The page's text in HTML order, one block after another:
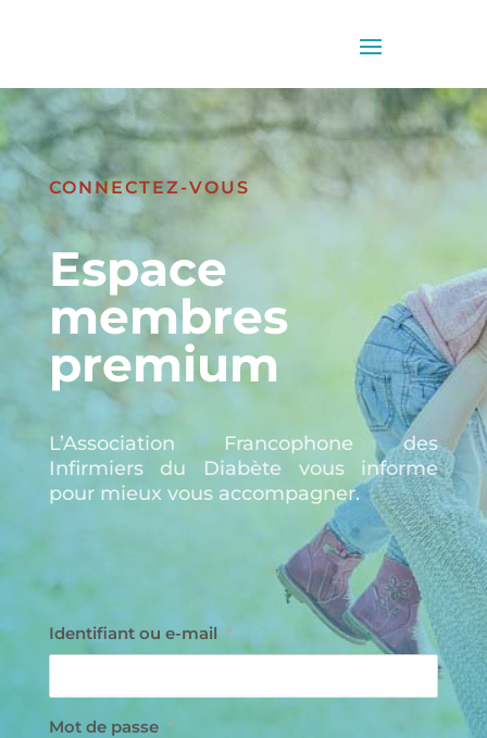
CONNECTEZ-VOUS
Espace
membres
premium
L’Association Francophone des
Infirmiers du Diabète vous informe
pour mieux vous accompagner.
Identifiant ou e-mail *
Mot de passe *